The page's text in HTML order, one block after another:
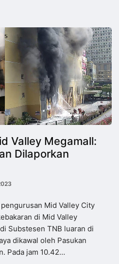
Valley Megamall:
Dilaporkan
Mid Valley City
di Mid Valley
Substesen TNB luaran di
dikawal oleh Pasukan
Pada jam 10.42…